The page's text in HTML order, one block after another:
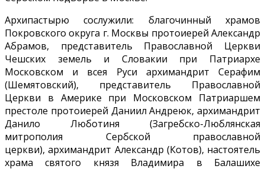
Архипастырю сослужили: благочинный храмов
Покровского округа г. Москвы протоиерей Александр
Абрамов, представитель Православной Церкви
Чешских земель и Словакии при Патриархе
Московском и всея Руси архимандрит Серафим
(Шемятовский), представитель Православной
Церкви в Америке при Московском Патриаршем
престоле протоиерей Даниил Андреюк, архимандрит
Данило Люботиня (Загребско-Люблянская
митрополия Сербской православной
церкви), архимандрит Александр (Котов), настоятель
храма святого князя Владимира в Балашихе